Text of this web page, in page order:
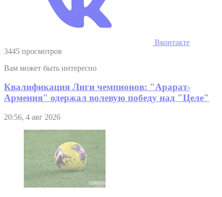
Вконтакте
3445 просмотров
Вам может быть интересно
Квалификация Лиги чемпионов: "Арарат-
Армения" одержал волевую победу над "Целе"
20:56, 4 авг 2026